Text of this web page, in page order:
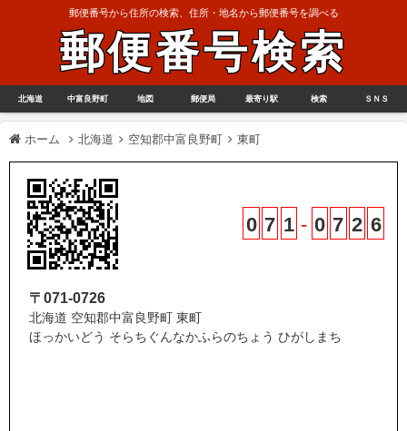
郵便番号から住所の検索、住所・地名から郵便番号を調べる
郵便番号検索
北海道 中富良野町 地図 郵便局 最寄り駅 検索 ＳＮＳ
ホーム 北海道 空知郡中富良野町 東町
0 7 1 - 0 7 2 6
〒071-0726
北海道 空知郡中富良野町 東町
ほっかいどう そらちぐんなかふらのちょう ひがしまち